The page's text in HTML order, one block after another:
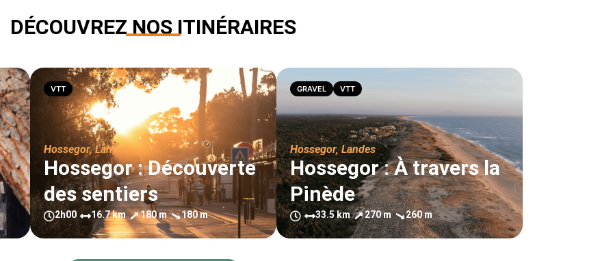
DÉCOUVREZ NOS ITINÉRAIRES
VTT
Hossegor,Landes
Hossegor : Découverte
des sentiers
2h00 16.7 km 180 m 180 m
GRAVEL VTT
Hossegor,Landes
Hossegor : À travers la
Pinède
33.5 km 270 m 260 m